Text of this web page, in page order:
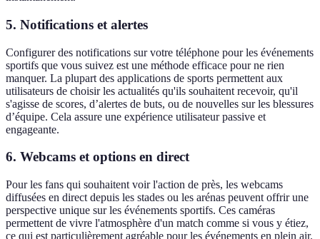
5. Notifications et alertes
Configurer des notifications sur votre téléphone pour les événements
sportifs que vous suivez est une méthode efficace pour ne rien
manquer. La plupart des applications de sports permettent aux
utilisateurs de choisir les actualités qu'ils souhaitent recevoir, qu'il
s'agisse de scores, d’alertes de buts, ou de nouvelles sur les blessures
d’équipe. Cela assure une expérience utilisateur passive et
engageante.
6. Webcams et options en direct
Pour les fans qui souhaitent voir l'action de près, les webcams
diffusées en direct depuis les stades ou les arénas peuvent offrir une
perspective unique sur les événements sportifs. Ces caméras
permettent de vivre l'atmosphère d'un match comme si vous y étiez,
ce qui est particulièrement agréable pour les événements en plein air.